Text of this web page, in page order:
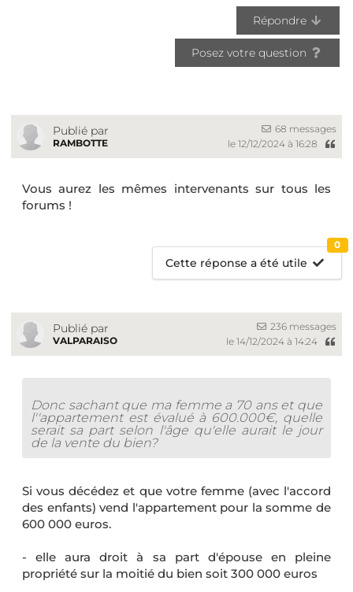
Répondre
Posez votre question
Publié par
RAMBOTTE
68 messages
le 12/12/2024 à 16:28
Vous aurez les mêmes intervenants sur tous les
forums !
Cette réponse a été utile
0
Publié par
VALPARAISO
236 messages
le 14/12/2024 à 14:24
Donc sachant que ma femme a 70 ans et que
l''appartement est évalué à 600.000€, quelle
serait sa part selon l'âge qu'elle aurait le jour
de la vente du bien?
Si vous décédez et que votre femme (avec l'accord
des enfants) vend l'appartement pour la somme de
600 000 euros.
- elle aura droit à sa part d'épouse en pleine
propriété sur la moitié du bien soit 300 000 euros